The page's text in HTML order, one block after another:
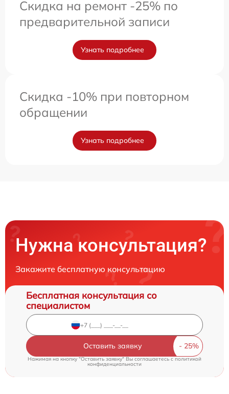
Скидка на ремонт -25% по
предварительной записи
Узнать подробнее
Скидка -10% при повторном
обращении
Узнать подробнее
Нужна консультация?
Закажите бесплатную консультацию
Бесплатная консультация со
специалистом
Оставить заявку
Нажимая на кнопку "Оставить заявку" Вы соглашаетесь c политикой
конфиденциальности